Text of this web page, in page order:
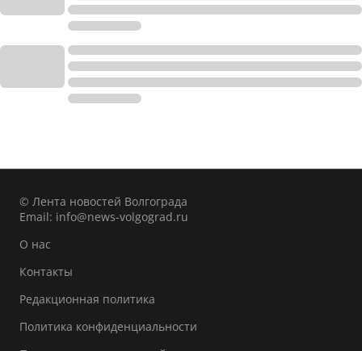
© Лента новостей Волгограда
Email: info@news-volgograd.ru
О нас
Контакты
Редакционная политика
Политика конфиденциальности